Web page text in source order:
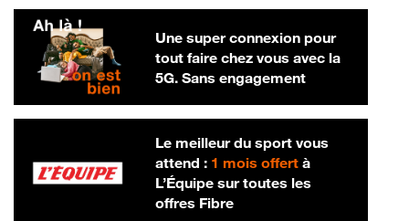
Une super connexion pour
tout faire chez vous avec la
5G. Sans engagement
Le meilleur du sport vous
attend : 1 mois offertà
L’Équipe sur toutes les
offres Fibre